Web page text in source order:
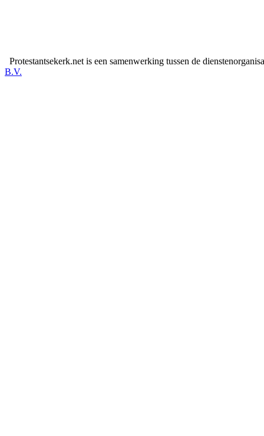
Protestantsekerk.net is een samenwerking tussen de
B.V.